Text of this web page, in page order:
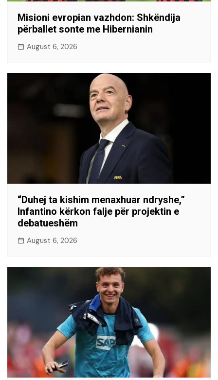
Misioni evropian vazhdon: Shkëndija
përballet sonte me Hibernianin
August 6, 2026
“Duhej ta kishim menaxhuar ndryshe,”
Infantino kërkon falje për projektin e
debatueshëm
August 6, 2026